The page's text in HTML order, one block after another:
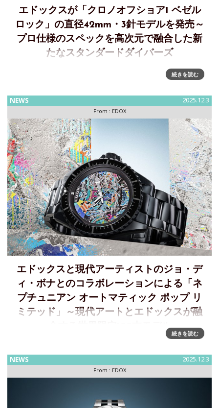
エドックスが「クロノオフショア1 ベゼル
ロック」の直径42mm・3針モデルを発売～
プロ仕様のスペックを高次元で融合した新
たなスタンダードダイバーズ
クロノオフショア1 ベゼルロックの直径42mm・3針モデルを
4月18日に発売～デザイン、実用性、プロ仕様スペックを高次
クス）が、クロノオフショア1ベゼルロック デイト オート
続きを読む
NEWS 2025.12.3
From : EDOX
エドックスと現代アーティストのジョ・デ
ィ・ボナとのコラボレーションによる「ネ
プチュニアン オートマティック ポップ リ
ミテッド」～現代アートとエドックスが融
合する世界限定100本モデル
プチューン」が躍動するアーバンダイバーズ～世界限定100本
のネプチュニアン アーティストコラボモデルを12月1日に発
売 EDOX（エドックス）は、現代アーティストのジ
続きを読む
NEWS 2025.12.3
From : EDOX